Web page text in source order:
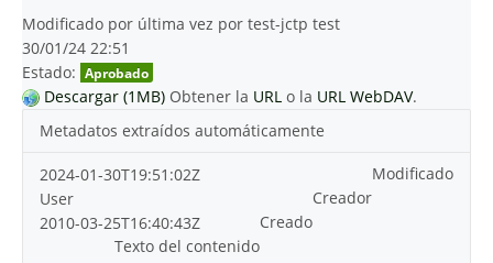
Modificado por última vez por test-jctp test
30/01/24 22:51
Estado: Aprobado
Descargar (1MB) Obtener la URL o la URL WebDAV.
Metadatos extraídos automáticamente
Modificado
2024-01-30T19:51:02Z
Creador
User
Creado
2010-03-25T16:40:43Z
Texto del contenido